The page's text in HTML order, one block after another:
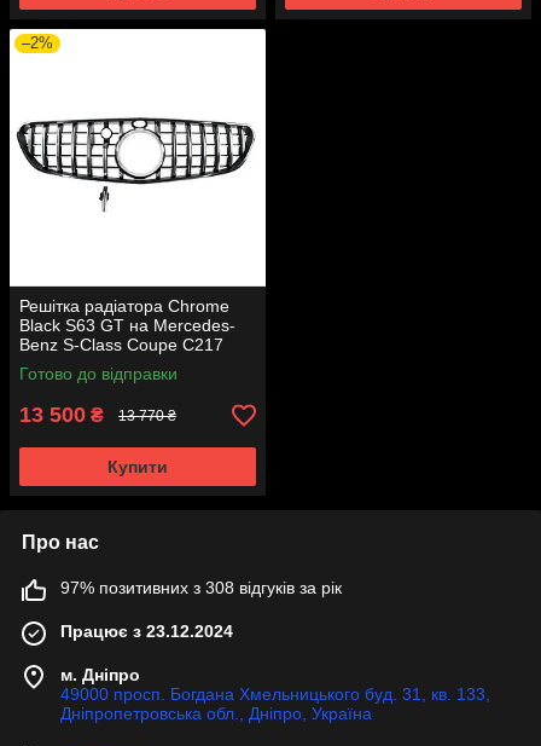
–2%
Решітка радіатора Chrome
Black S63 GT на Mercedes-
Benz S-Class Coupe C217
2015-2017 року
Готово до відправки
13 500 ₴ 13 770 ₴
Купити
Про нас
97% позитивних з 308 відгуків за рік
Працює з 23.12.2024
м. Дніпро
49000 просп. Богдана Хмельницького буд. 31, кв. 133,
Дніпропетровська обл., Дніпро, Україна